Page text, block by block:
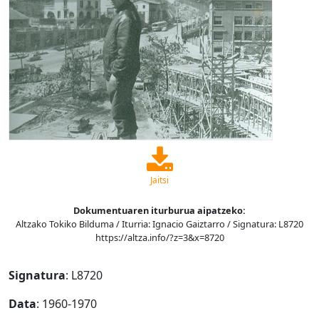
Jaitsi
Dokumentuaren iturburua aipatzeko:
Altzako Tokiko Bilduma / Iturria: Ignacio Gaiztarro / Signatura: L8720
https://altza.info/?z=3&x=8720
Signatura: L8720
Data: 1960-1970